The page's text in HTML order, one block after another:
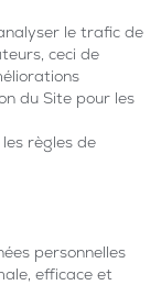
le trafic de
ceci de
du Site pour les
règles de
personnelles
efficace et